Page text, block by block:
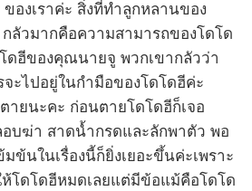
ของเราค่ะ สิ่งที่ทำลูกหลานของ
วมากคือความสามารถของโดโด
ดฮีของคุณนายจู พวกเขากลัวว่า
ะไปอยู่ในกำมือของโดโดฮีค่ะ
ยนะคะ ก่อนตายโดโดฮีก็เจอ
อบฆ่า สาดน้ำกรดและลักพาตัว พอ
ข้นในเรื่องนี้ก็ยิ่งเยอะขึ้นค่ะเพราะ
โดโดฮีหมดเลยแต่มีข้อแม้คือโดโด